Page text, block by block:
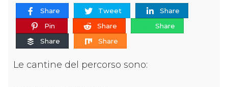
Share Tweet
Share
Pin
Share
Share
Share
Share
Le cantine del percorso sono: